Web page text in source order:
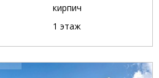
кирпич
1 этаж